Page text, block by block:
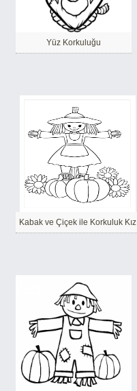
Yüz Korkuluğu
Kabak ve Çiçek ile Korkuluk Kız